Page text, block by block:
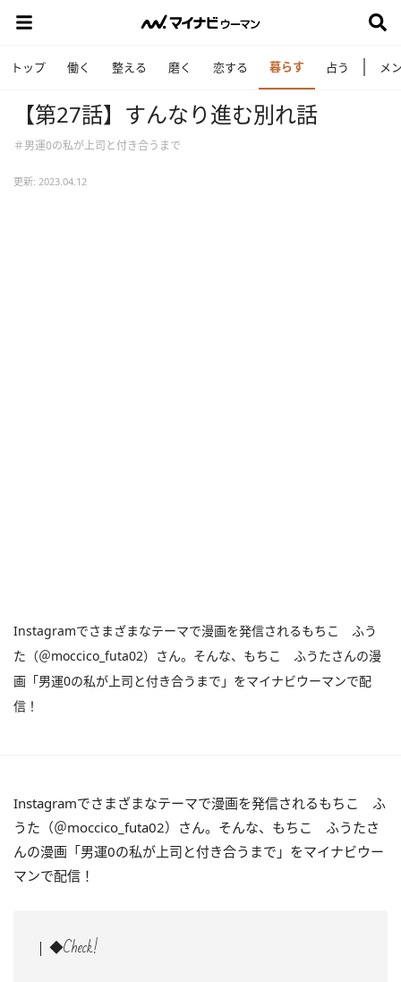
トップ 働く 整える 磨く 恋する 暮らす 占う メ
【第27話】すんなり進む別れ話
＃男運0の私が上司と付き合うまで
更新: 2023.04.12
Instagramでさまざまなテーマで漫画を発信されるもちこ ふう
た（＠moccico_futa02）さん。そんな、もちこ ふうたさんの漫
画「男運0の私が上司と付き合うまで」をマイナビウーマンで配
信！
Instagramでさまざまなテーマで漫画を発信されるもちこ ふ
うた（＠moccico_futa02）さん。そんな、もちこ ふうたさ
んの漫画「男運0の私が上司と付き合うまで」をマイナビウー
マンで配信！
◆Check!